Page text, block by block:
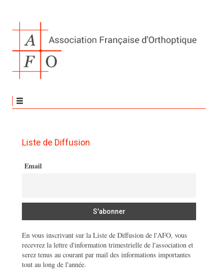
Liste de Diffusion
Email
En vous inscrivant sur la Liste de Diffusion de l'AFO, vous
recevrez la lettre d'information trimestrielle de l'association et
serez tenus au courant par mail des informations importantes
tout au long de l'année.